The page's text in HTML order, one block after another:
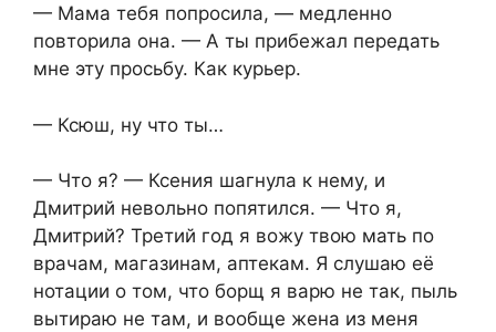
— Мама тебя попросила, — медленно
повторила она. — А ты прибежал передать
мне эту просьбу. Как курьер.
— Ксюш, ну что ты…
— Что я? — Ксения шагнула к нему, и
Дмитрий невольно попятился. — Что я,
Дмитрий? Третий год я вожу твою мать по
врачам, магазинам, аптекам. Я слушаю её
нотации о том, что борщ я варю не так, пыль
вытираю не там, и вообще жена из меня